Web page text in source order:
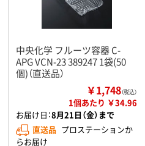
中央化学 フルーツ容器 C-
APG VCN-23 389247 1袋(50
個)（直送品）
￥1,748（税込）
1個あたり ￥34.96
お届け日：8月21日（金）まで
直送品 プロステーションか
らお届け